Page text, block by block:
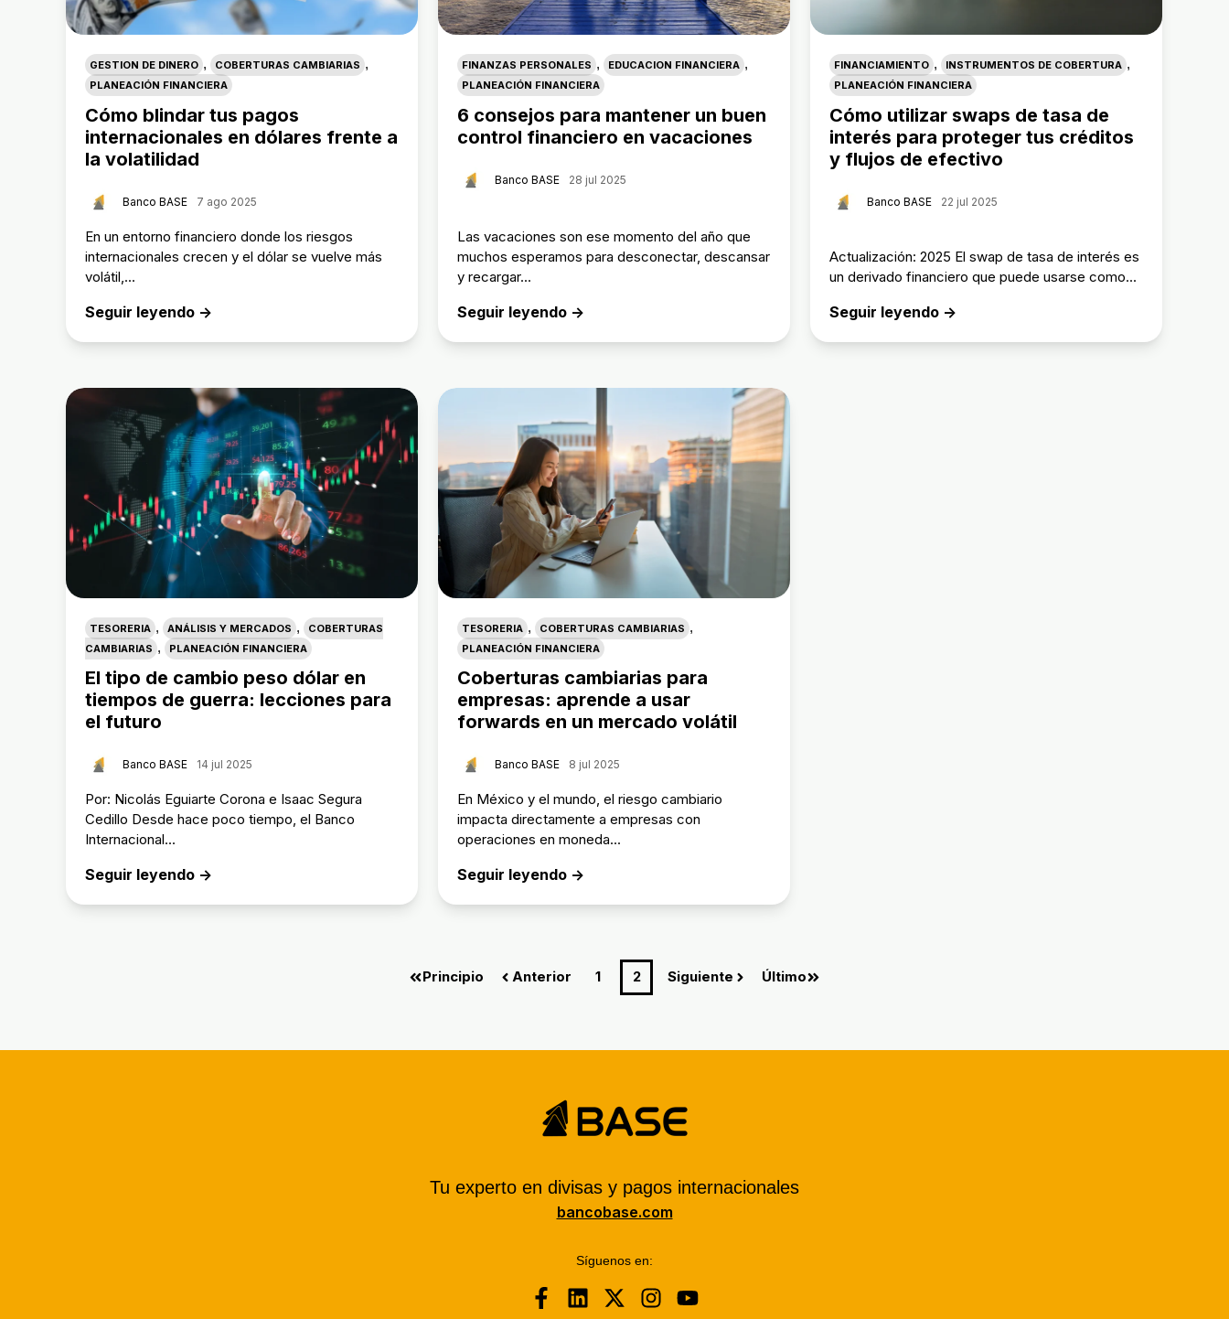
GESTION DE DINERO , COBERTURAS CAMBIARIAS ,
PLANEACIÓN FINANCIERA
Cómo blindar tus pagos
internacionales en dólares frente a
la volatilidad
Banco BASE 7 ago 2025
En un entorno financiero donde los riesgos
internacionales crecen y el dólar se vuelve más
volátil,...
Seguir leyendo →
FINANZAS PERSONALES , EDUCACION FINANCIERA ,
PLANEACIÓN FINANCIERA
6 consejos para mantener un buen
control financiero en vacaciones
Banco BASE 28 jul 2025
Las vacaciones son ese momento del año que
muchos esperamos para desconectar, descansar
y recargar...
Seguir leyendo →
FINANCIAMIENTO , INSTRUMENTOS DE COBERTURA ,
PLANEACIÓN FINANCIERA
Cómo utilizar swaps de tasa de
interés para proteger tus créditos
y flujos de efectivo
Banco BASE 22 jul 2025
Actualización: 2025 El swap de tasa de interés es
un derivado financiero que puede usarse como...
Seguir leyendo →
TESORERIA , ANÁLISIS Y MERCADOS ,
COBERTURAS
CAMBIARIAS , PLANEACIÓN FINANCIERA
El tipo de cambio peso dólar en
tiempos de guerra: lecciones para
el futuro
Banco BASE 14 jul 2025
Por: Nicolás Eguiarte Corona e Isaac Segura
Cedillo Desde hace poco tiempo, el Banco
Internacional...
Seguir leyendo →
TESORERIA , COBERTURAS CAMBIARIAS ,
PLANEACIÓN FINANCIERA
Coberturas cambiarias para
empresas: aprende a usar
forwards en un mercado volátil
Banco BASE 8 jul 2025
En México y el mundo, el riesgo cambiario
impacta directamente a empresas con
operaciones en moneda...
Seguir leyendo →
Principio Anterior 1 2 Siguiente Último
Tu experto en divisas y pagos internacionales
bancobase.com
Síguenos en: